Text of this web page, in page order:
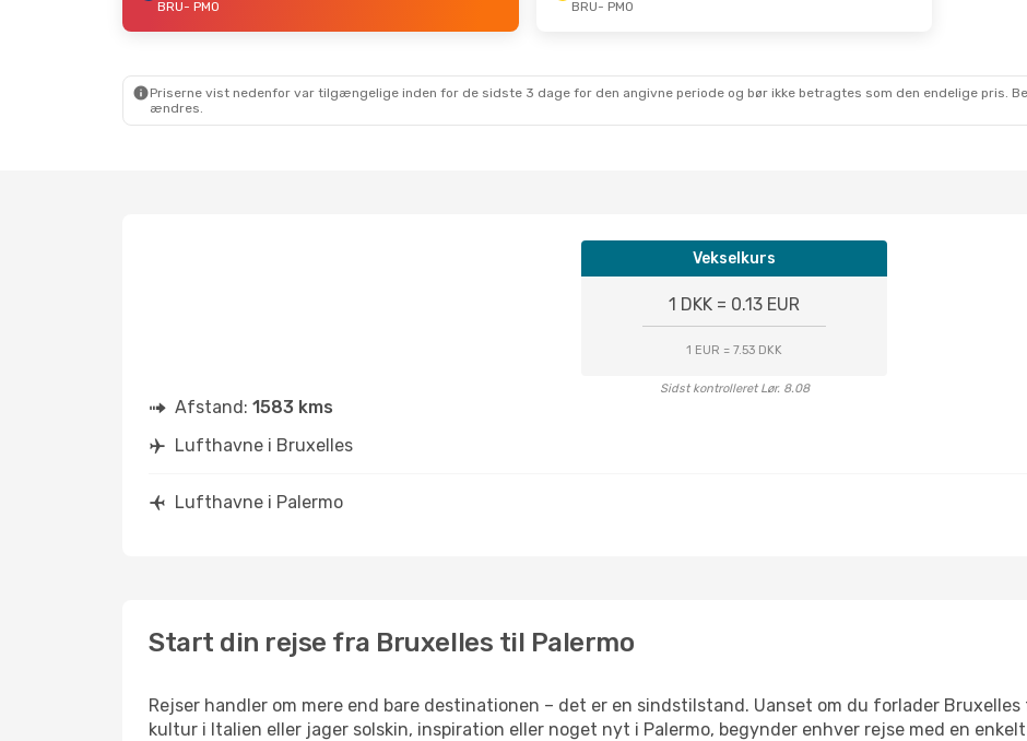
1 Mellemlanding
BRU- PMO
BRU- PMO
Priserne vist nedenfor var tilgængelige inden for de sidste 3 dage for den angivne periode og bør ikke betragtes som den endelige pris.
ændres.
Vekselkurs
1 DKK = 0.13 EUR
1 EUR = 7.53 DKK
Sidst kontrolleret Lør. 8.08
Afstand: 1583 kms
Lufthavne i Bruxelles
Lufthavne i Palermo
Start din rejse fra Bruxelles til Palermo
Rejser handler om mere end bare destinationen – det er en sindstilstand. Uanset om du forlader
kultur i Italien eller jager solskin, inspiration eller noget nyt i Palermo, begynder enhver rejse med en